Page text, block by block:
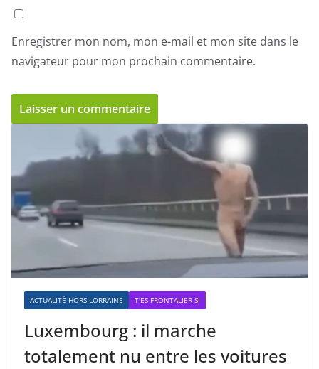
Enregistrer mon nom, mon e-mail et mon site dans le
navigateur pour mon prochain commentaire.
ACTUALITÉ HORS LORRAINE T'ES FRONTALIER SI
Luxembourg : il marche
totalement nu entre les voitures